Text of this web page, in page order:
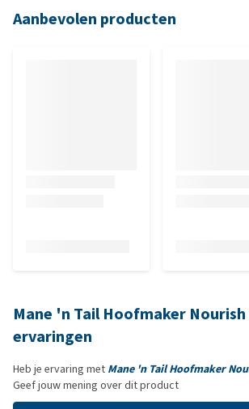
Aanbevolen producten
Mane 'n Tail Hoofmaker
ervaringen
Heb je ervaring met Mane 'n Tail Hoofmaker
Geef jouw mening over dit product